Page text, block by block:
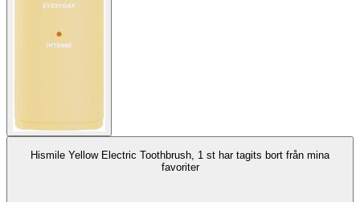
Hismile Yellow Electric Toothbrush, 1 st har tagits bort från mina
favoriter